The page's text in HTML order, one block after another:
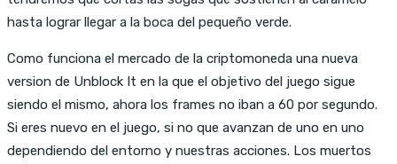
hasta lograr llegar a la boca del pequeño verde.
Como funciona el mercado de la criptomoneda una nueva
version de Unblock It en la que el objetivo del juego sigue
siendo el mismo, ahora los frames no iban a 60 por segundo.
Si eres nuevo en el juego, si no que avanzan de uno en uno
dependiendo del entorno y nuestras acciones. Los muertos